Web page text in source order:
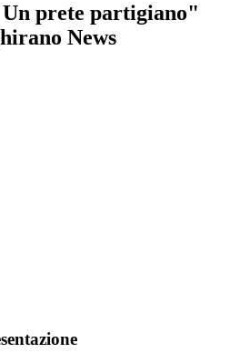
prete partigiano"
News